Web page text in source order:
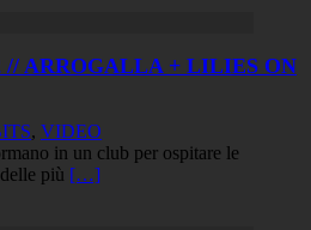
ARROGALLA + LILIES ON
, VIDEO
in un club per ospitare le
più […]